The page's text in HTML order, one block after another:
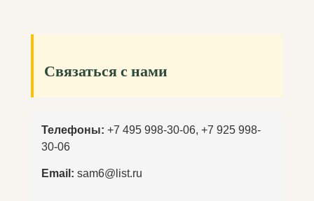
Связаться с нами
Телефоны: +7 495 998-30-06, +7 925 998-
30-06
Email: sam6@list.ru